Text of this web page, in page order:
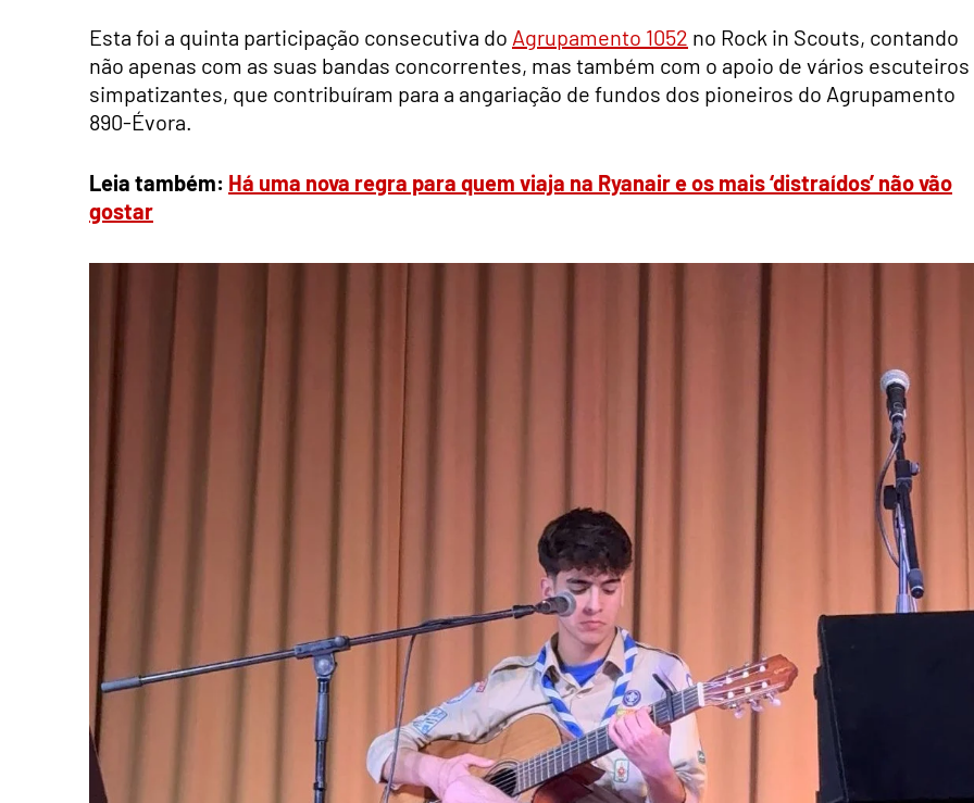
Esta foi a quinta participação consecutiva do Agrupamento 1052 no Rock in Scouts, contando
não apenas com as suas bandas concorrentes, mas também com o apoio de vários escuteiros
simpatizantes, que contribuíram para a angariação de fundos dos pioneiros do Agrupamento
890-Évora.
Leia também: Há uma nova regra para quem viaja na Ryanair e os mais ‘distraídos’ não vão
gostar